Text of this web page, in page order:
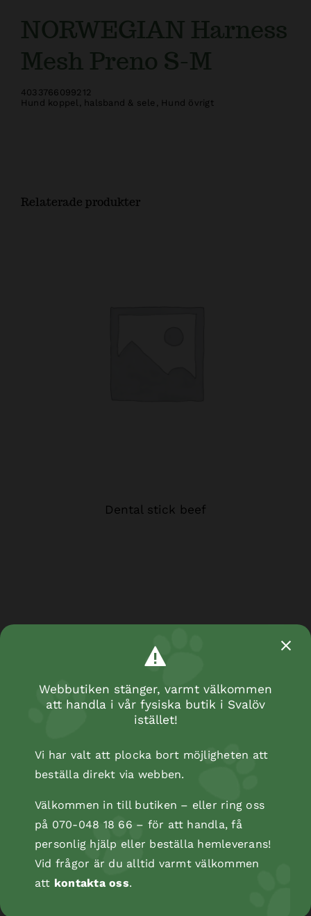
NORWEGIAN Harness
Mesh Preno S-M
4033766099212
Hund koppel, halsband & sele
Hund övrigt
Relaterade produkter
Dental stick beef
Kopåse
Webbutiken stänger, varmt välkommen
att handla i vår fysiska butik i Svalöv
istället!
Vi har valt att plocka bort möjligheten att
beställa direkt via webben.
Välkommen in till butiken – eller ring oss
på 070-048 18 66 – för att handla, få
personlig hjälp eller beställa hemleverans!
Vid frågor är du alltid varmt välkommen
att kontakta oss.